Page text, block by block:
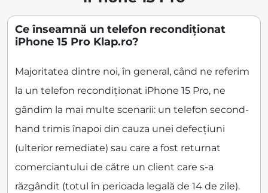
Ce înseamnă un telefon recondiționat
iPhone 15 Pro Klap.ro?
Majoritatea dintre noi, în general, când ne referim
la un telefon recondiționat iPhone 15 Pro, ne
gândim la mai multe scenarii: un telefon second-
hand trimis înapoi din cauza unei defecțiuni
(ulterior remediate) sau care a fost returnat
comerciantului de către un client care s-a
răzgândit (totul în perioada legală de 14 de zile).